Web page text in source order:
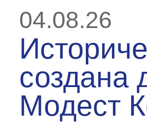
04.08.26
создана
Модест